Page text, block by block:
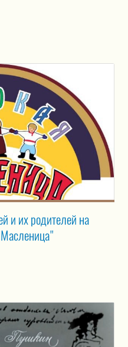
и их родителей на